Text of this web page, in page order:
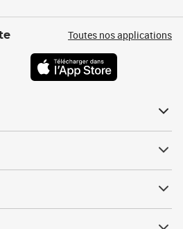
Toutes nos applications